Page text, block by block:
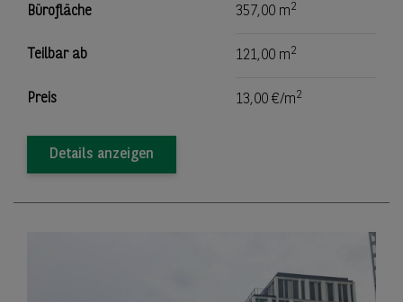
Bürofläche 357,00 m2
Teilbar ab 121,00 m2
Preis 13,00 €/m2
Details anzeigen